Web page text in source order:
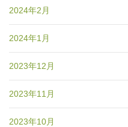
2024年2月
2024年1月
2023年12月
2023年11月
2023年10月